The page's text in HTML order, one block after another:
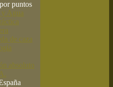
puntos
y Agua
de caza
absoluto